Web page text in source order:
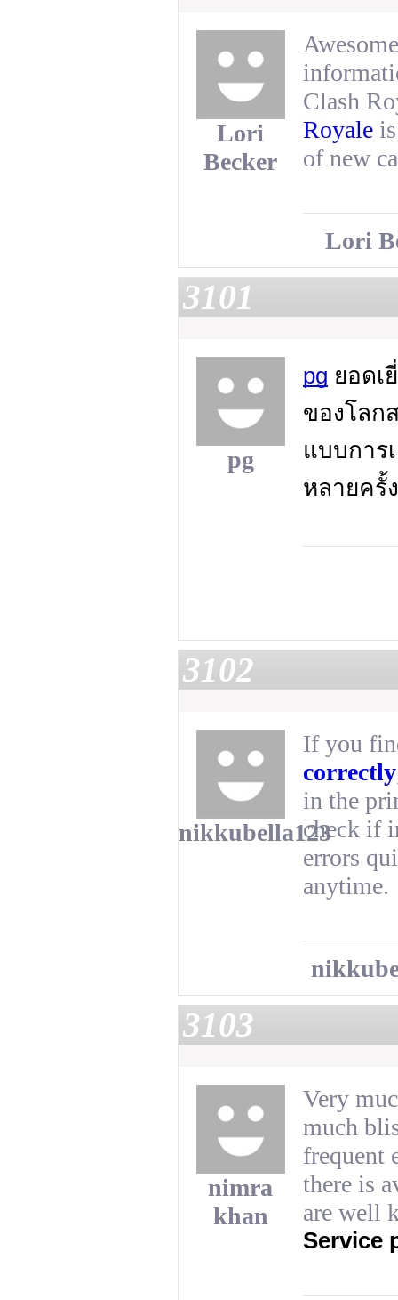
Lori
Becker
Clash
Royale
of new
Lori
3101
pg
pg ยอดเ
ของโลก
แบบการ
หลายครั้
3102
nikkubella123
If you
correctly
in the
check if
errors
anytime.
3103
nimra
khan
Very
much
frequent
there is
are well
Service